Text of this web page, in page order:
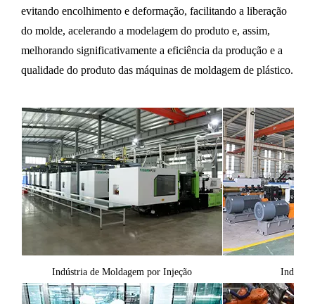
evitando encolhimento e deformação, facilitando a liberação
do molde, acelerando a modelagem do produto e, assim,
melhorando significativamente a eficiência da produção e a
qualidade do produto das máquinas de moldagem de plástico.
Indústria de Moldagem por Injeção